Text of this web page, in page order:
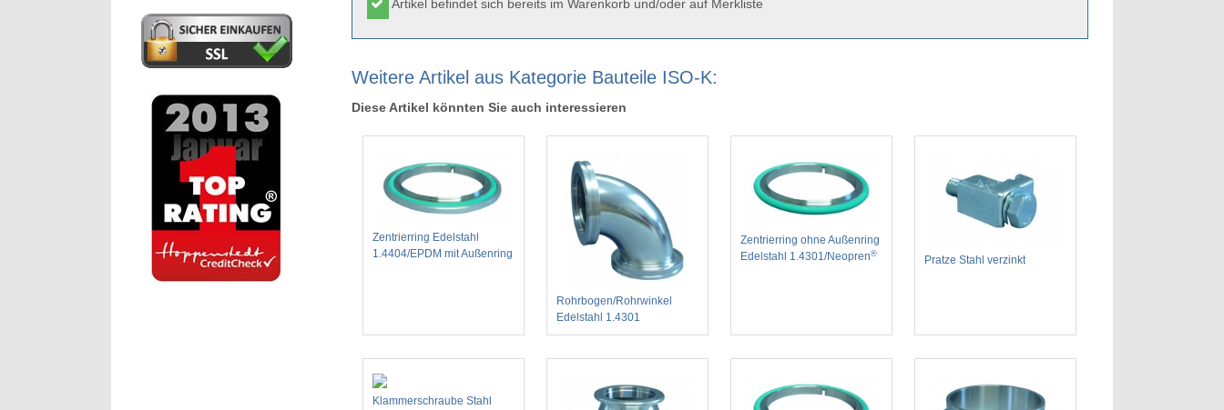
Artikel befindet sich bereits im Warenkorb und/oder auf Merkliste
Weitere Artikel aus Kategorie Bauteile ISO-K:
Diese Artikel könnten Sie auch interessieren
Zentrierring Edelstahl
1.4404/EPDM mit Außenring
Rohrbogen/Rohrwinkel
Edelstahl 1.4301
Zentrierring ohne Außenring
Edelstahl 1.4301/Neopren®
Pratze Stahl verzinkt
Klammerschraube Stahl